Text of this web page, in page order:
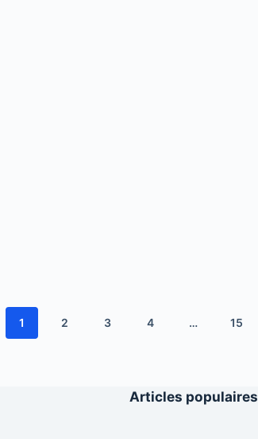
1 2 3 4 … 15
Articles populaires